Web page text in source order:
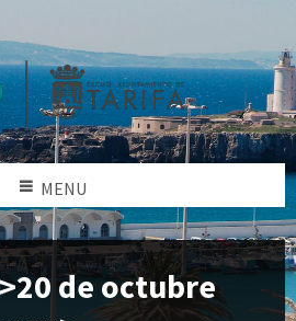
MENU
de octubre